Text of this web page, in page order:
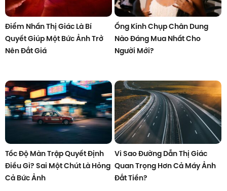
Điểm Nhấn Thị Giác Là Bí
Quyết Giúp Một Bức Ảnh Trở
Nên Đắt Giá
Ống Kính Chụp Chân Dung
Nào Đáng Mua Nhất Cho
Người Mới?
Tốc Độ Màn Trập Quyết Định
Điều Gì? Sai Một Chút Là Hỏng
Cả Bức Ảnh
Vì Sao Đường Dẫn Thị Giác
Quan Trọng Hơn Cả Máy Ảnh
Đắt Tiền?